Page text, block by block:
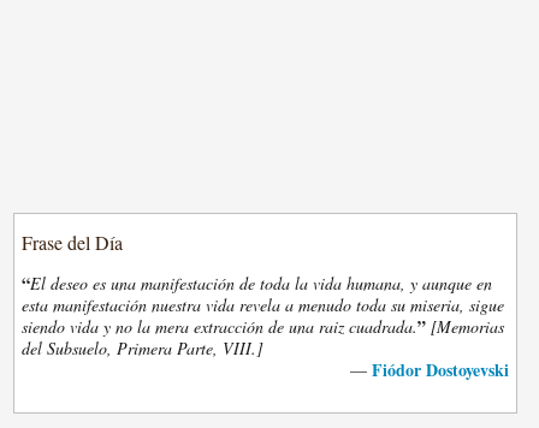
Frase del Día
“El deseo es una manifestación de toda la vida humana, y aunque en
esta manifestación nuestra vida revela a menudo toda su miseria, sigue
siendo vida y no la mera extracción de una raiz cuadrada.” [Memorias
del Subsuelo, Primera Parte, VIII.]
— Fiódor Dostoyevski